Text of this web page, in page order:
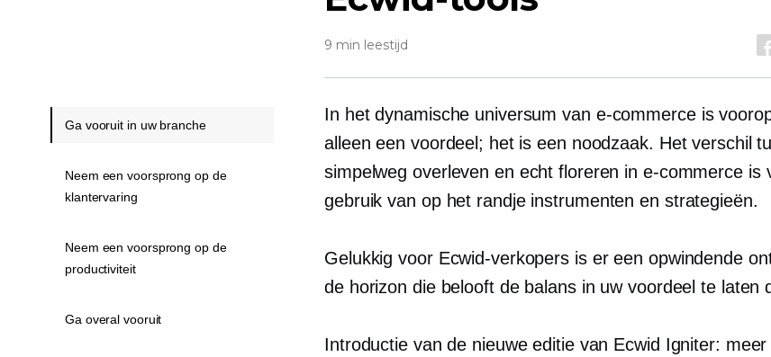
9 min leestijd
In het dynamische universum van e-commerce is
alleen een voordeel; het is een noodzaak. Het verschil
simpelweg overleven en echt floreren in e-commerce is
gebruik van op het randjeinstrumenten en strategieën.
Gelukkig voor Ecwid-verkopers is er een opwindende
de horizon die belooft de balans in uw voordeel te laten
Introductie van de nieuwe editie van Ecwid Igniter:
Ga vooruit in uw branche
Neem een ​​voorsprong op de
klantervaring
Neem een ​​voorsprong op de
productiviteit
Ga overal vooruit